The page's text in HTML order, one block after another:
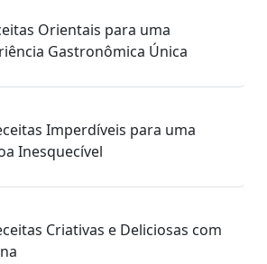
Orientais para uma
Gastronômica Única
Imperdíveis para uma
Inesquecível
Criativas e Deliciosas com